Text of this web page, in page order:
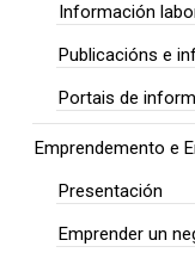
Información
Publicacións e
Portais de
Emprendemento e
Presentación
Emprender un